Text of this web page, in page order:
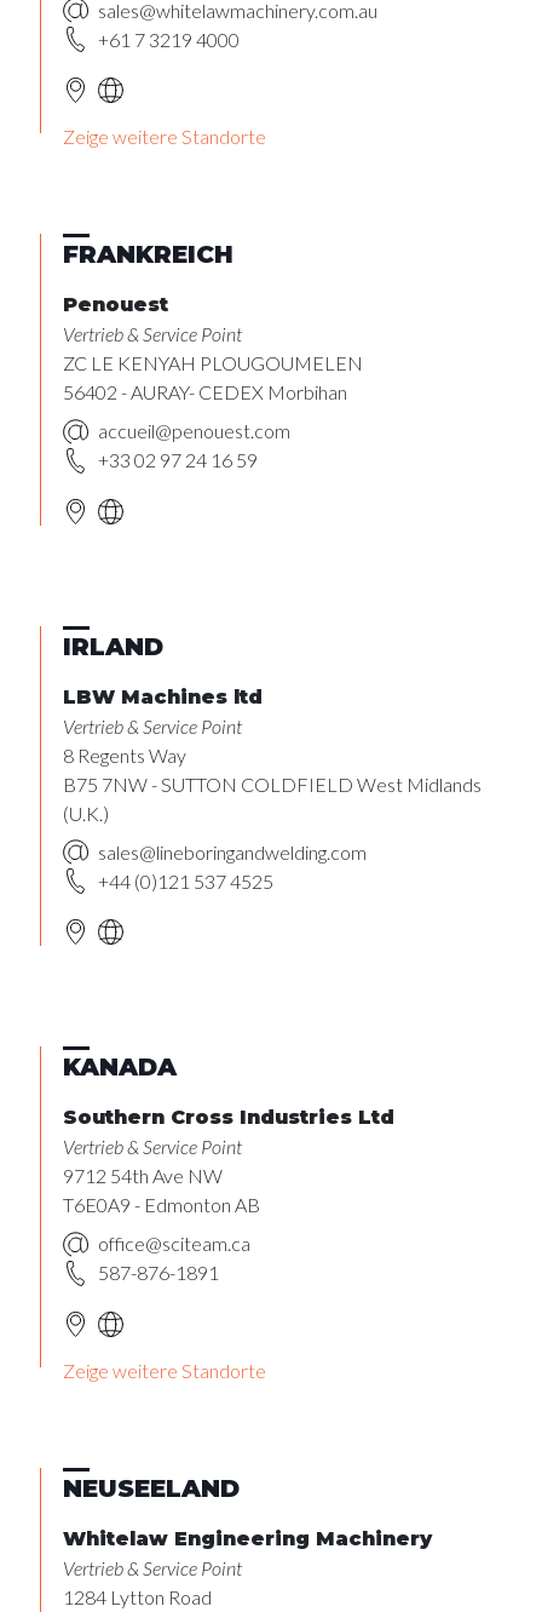
sales@whitelawmachinery.com.au
+61 7 3219 4000
Zeige weitere Standorte
FRANKREICH
Penouest
Vertrieb & Service Point
ZC LE KENYAH PLOUGOUMELEN
56402 - AURAY- CEDEX Morbihan
accueil@penouest.com
+33 02 97 24 16 59
IRLAND
LBW Machines ltd
Vertrieb & Service Point
8 Regents Way
B75 7NW - SUTTON COLDFIELD West Midlands
(U.K.)
sales@lineboringandwelding.com
+44 (0)121 537 4525
KANADA
Southern Cross Industries Ltd
Vertrieb & Service Point
9712 54th Ave NW
T6E0A9 - Edmonton AB
office@sciteam.ca
587-876-1891
Zeige weitere Standorte
NEUSEELAND
Whitelaw Engineering Machinery
Vertrieb & Service Point
1284 Lytton Road